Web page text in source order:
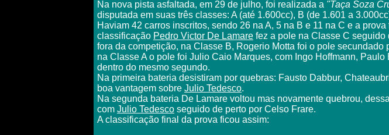
Na nova pista asfaltada, em 29 de julho, foi realizada a "Taça Soza
disputada em suas três classes: A (até 1.600cc), B (de 1.601 a
Haviam 42 carros inscritos, sendo 26 na A, 5 na B e 11 na C e a
classificação Pedro Victor De Lamare fez a pole na Classe C
fora da competição, na Classe B, Rogerio Motta foi o pole
na Classe A o pole foi Julio Caio Marques, com Ingo Hoffmann,
dentro do mesmo segundo.
Na primeira bateria desistiram por quebras: Fausto Dabbur,
boa vantagem sobre Julio Tedesco.
Na segunda bateria De Lamare voltou mas novamente quebrou,
com Julio Tedesco seguido de perto por Celso Frare.
A classificação final da prova ficou assim: